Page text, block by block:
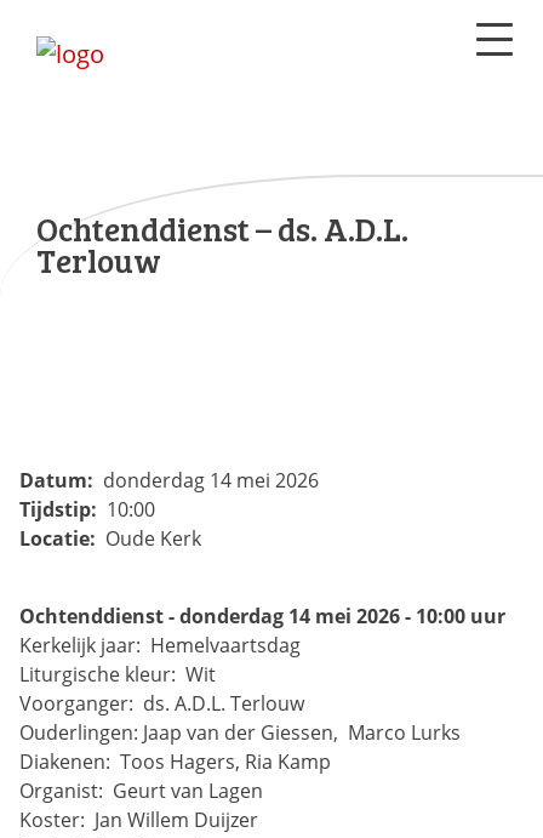
Ochtenddienst – ds. A.D.L.
Terlouw
Datum: donderdag 14 mei 2026
Tijdstip: 10:00
Locatie: Oude Kerk
Ochtenddienst - donderdag 14 mei 2026 - 10:00 uur
Kerkelijk jaar: Hemelvaartsdag
Liturgische kleur: Wit
Voorganger: ds. A.D.L. Terlouw
Ouderlingen: Jaap van der Giessen, Marco Lurks
Diakenen: Toos Hagers, Ria Kamp
Organist: Geurt van Lagen
Koster: Jan Willem Duijzer